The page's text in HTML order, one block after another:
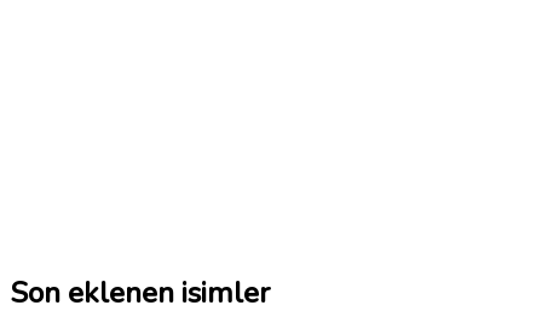
Son eklenen isimler